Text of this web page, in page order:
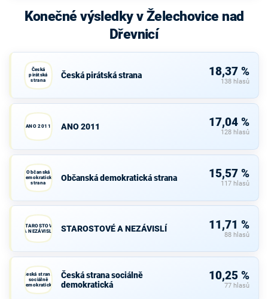
Konečné výsledky v Želechovice nad
Dřevnicí
Česká
pirátská
strana
Česká pirátská strana 18,37 %
138 hlasů
ANO 2011 ANO 2011 17,04 %
128 hlasů
Občanská
demokratická
strana
Občanská demokratická strana 15,57 %
117 hlasů
STAROSTOVÉ
A NEZÁVISLÍ
STAROSTOVÉ A NEZÁVISLÍ 11,71 %
88 hlasů
Česká strana
sociálně
demokratická
Česká strana sociálně
demokratická
10,25 %
77 hlasů